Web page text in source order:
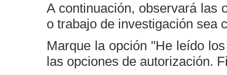
A continuación, observará las
o trabajo de investigación sea
Marque la opción "He leído
las opciones de autorización.